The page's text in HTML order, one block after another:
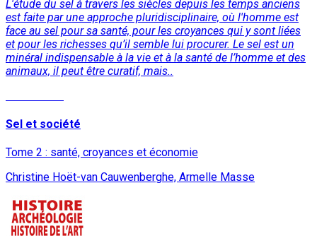
L'étude du sel à travers les siècles depuis les temps anciens
est faite par une approche pluridisciplinaire, où l'homme est
face au sel pour sa santé, pour les croyances qui y sont liées
et pour les richesses qu’il semble lui procurer. Le sel est un
minéral indispensable à la vie et à la santé de l’homme et des
animaux, il peut être curatif, mais..
Sel et société
Tome 2 : santé, croyances et économie
Christine Hoët-van Cauwenberghe, Armelle Masse